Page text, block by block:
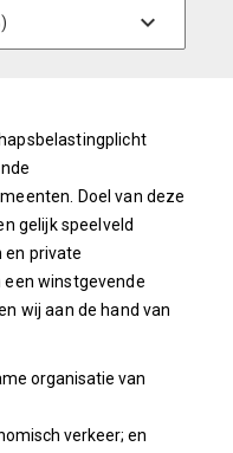
Doel van deze
gelijk speelveld
en private
een winstgevende
wij aan de hand van
organisatie van
verkeer; en